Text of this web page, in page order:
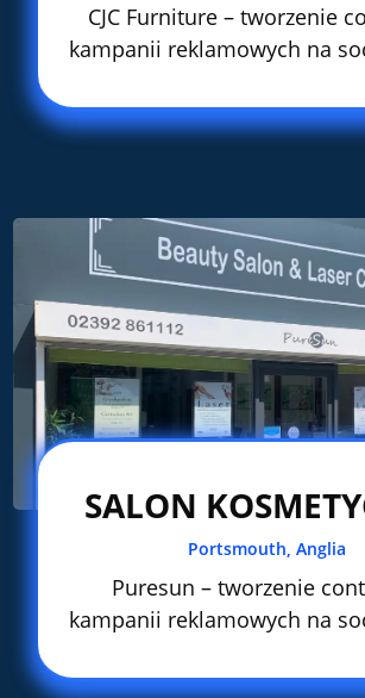
CJC Furniture – tworzenie
kampanii reklamowych na
SALON
Portsmouth, Anglia
Puresun – tworzenie
kampanii reklamowych na